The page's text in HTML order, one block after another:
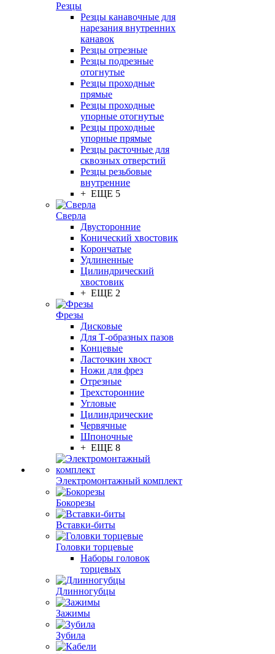
Резцы
Резцы канавочные для
нарезания внутренних
канавок
Резцы отрезные
Резцы подрезные
отогнутые
Резцы проходные
прямые
Резцы проходные
упорные отогнутые
Резцы проходные
упорные прямые
Резцы расточные для
сквозных отверстий
Резцы резьбовые
внутренние
+ ЕЩЕ 5
Сверла
Двусторонние
Конический хвостовик
Корончатые
Удлиненные
Цилиндрический
хвостовик
+ ЕЩЕ 2
Фрезы
Дисковые
Для Т-образных пазов
Концевые
Ласточкин хвост
Ножи для фрез
Отрезные
Трехсторонние
Угловые
Цилиндрические
Червячные
Шпоночные
+ ЕЩЕ 8
Электромонтажный комплект
Бокорезы
Вставки-биты
Головки торцевые
Наборы головок
торцевых
Длинногубцы
Зажимы
Зубила